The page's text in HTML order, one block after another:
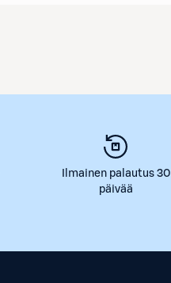
Ilmainen palautus 30
päivää